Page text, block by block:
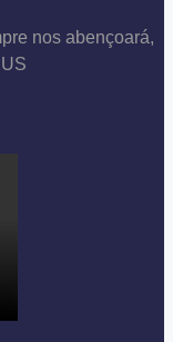
nos abençoará,